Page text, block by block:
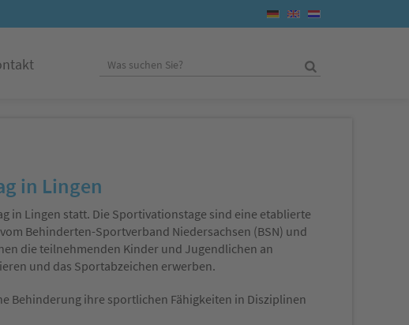
in Lingen
in Lingen statt. Die Sportivationstage sind eine etablierte
Behinderten-Sportverband Niedersachsen (BSN) und
die teilnehmenden Kinder und Jugendlichen an
und das Sportabzeichen erwerben.
Behinderung ihre sportlichen Fähigkeiten in Disziplinen